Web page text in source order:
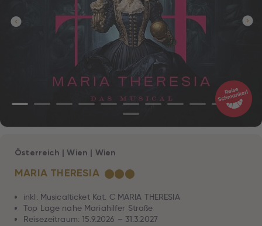
MARIA THERESIA ★★★
Österreich |Wien | Wien
inkl. Musicalticket Kat. C MARIA THERESIA
Top Lage nahe Mariahilfer Straße
Reisezeitraum: 15.9.2026 – 31.3.2027